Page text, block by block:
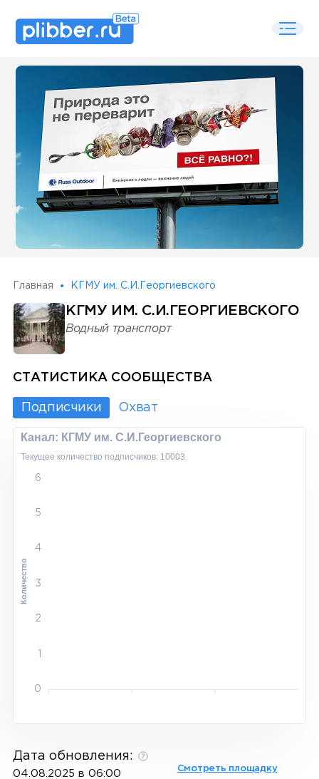
Some SEO Title
Главная КГМУ им. С.И.Георгиевского
КГМУ ИМ. С.И.ГЕОРГИЕВСКОГО
Водный транспорт
СТАТИСТИКА СООБЩЕСТВА
Подписчики Охват
Канал: КГМУ им. С.И.Георгиевского
Текущее количество подписчиков: 10003
6
5
4
3
2
1
0
Количество
Дата обновления:
04.08.2025 в 06:00 Смотреть площадку